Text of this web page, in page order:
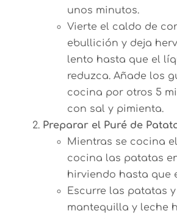
unos minutos.
Vierte el caldo de
ebullición y deja
lento hasta que el
reduzca. Añade los
cocina por otros 5
con sal y pimienta.
Preparar el Puré de
Mientras se cocina
cocina las patatas
hirviendo hasta que
Escurre las patatas
mantequilla y leche